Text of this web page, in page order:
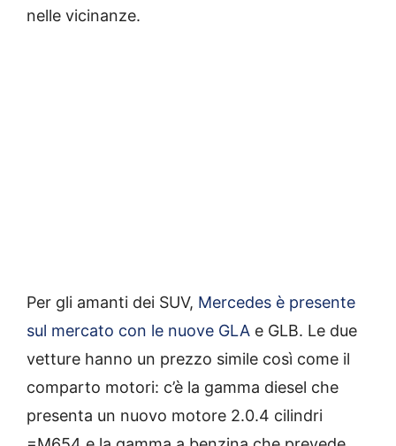
nelle vicinanze.
Per gli amanti dei SUV, Mercedes è presente
sul mercato con le nuove GLA e GLB. Le due
vetture hanno un prezzo simile così come il
comparto motori: c’è la gamma diesel che
presenta un nuovo motore 2.0.4 cilindri